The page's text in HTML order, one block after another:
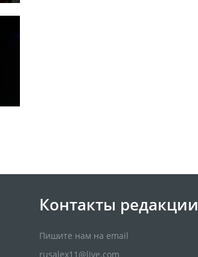
Контакты редакции
Пишите нам на email
rusalex11@live.com